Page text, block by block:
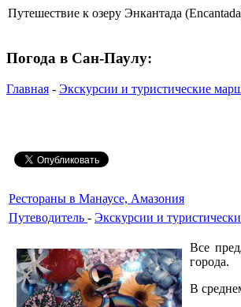
Путешествие к озеру Энкантада
Погода в Сан-Паулу:
Главная - Экскурсии и туристические
Рестораны в Манаусе, Амазония
Путеводитель - Экскурсии и
Все
города.
В